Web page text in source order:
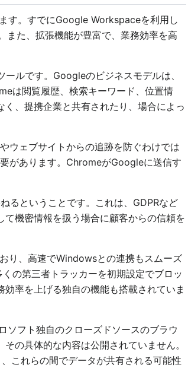
す。すでにGoogle Workspaceを利用し
また、拡張機能が豊富で、業務効率を高
ルです。Googleのビジネスモデルは、
は閲覧履歴、検索キーワード、位置情
、提携企業と共有されたり、場合によっ
ウェブサイトからの追跡を防ぐわけでは
があります。ChromeがGoogleに送信す
るということです。これは、GDPRなど
機密情報を扱う場合に顧客からの信頼を
り、高速でWindowsとの連携もスムーズ
の第三者トラッカーを初期設定でブロッ
率を上げる独自の機能も搭載されていま
ソフト独自のクローズドソースのブラウ
の具体的な内容は公開されていません。
これらの間でデータが共有される可能性